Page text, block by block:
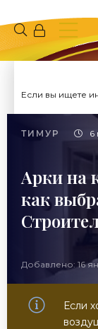
ТИМУР 6
Арки на
как
Добавлено: 16
Если